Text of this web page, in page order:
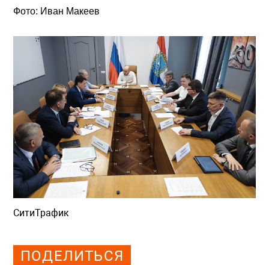
Фото: Иван Макеев
СитиТрафик
ПОДЕЛИТЬСЯ